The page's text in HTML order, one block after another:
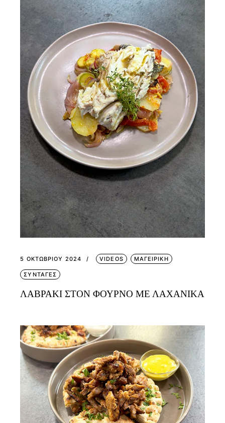
5 ΟΚΤΩΒΡΊΟΥ 2024 VIDEOS ΜΑΓΕΙΡΙΚΗ
ΣΥΝΤΑΓΕΣ
ΛΑΒΡΑΚΙ ΣΤΟΝ ΦΟΥΡΝΟ ΜΕ ΛΑΧΑΝΙΚΑ